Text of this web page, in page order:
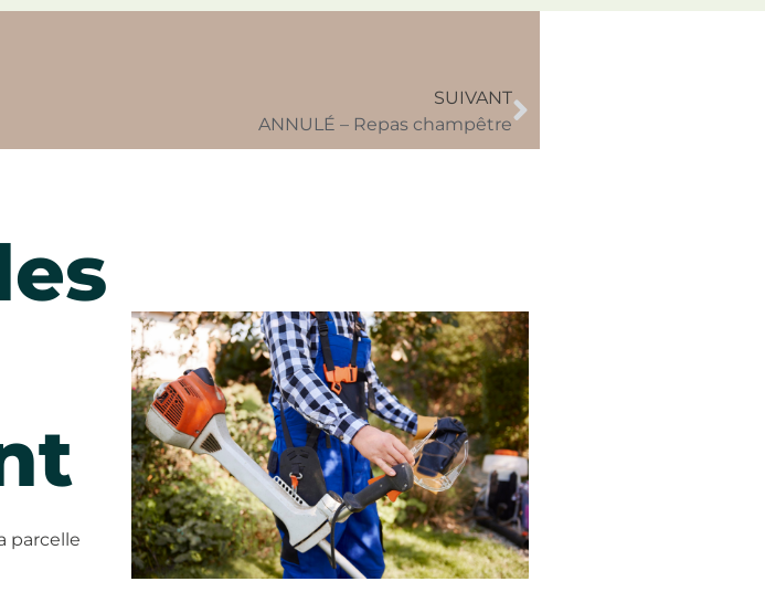
SUIVANT
ANNULÉ – Repas champêtre
parcelle